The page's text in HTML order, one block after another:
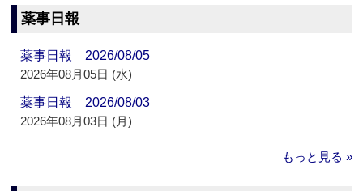
薬事日報
薬事日報 2026/08/05
2026年08月05日 (水)
薬事日報 2026/08/03
2026年08月03日 (月)
もっと見る »